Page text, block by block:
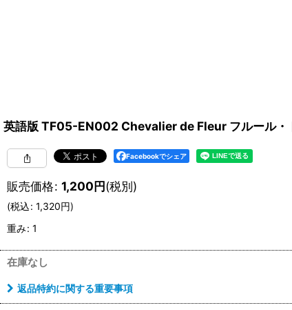
英語版 TF05-EN002 Chevalier de Fleur フルール・
Facebookでシェア
販売価格: 1,200円(税別)
(税込: 1,320円)
重み: 1
在庫なし
返品特約に関する重要事項